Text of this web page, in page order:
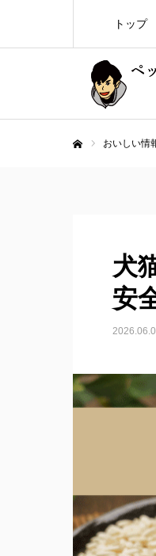
トップ
おいしい情
犬
安